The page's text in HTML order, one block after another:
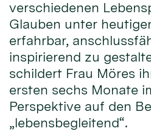
verschiedenen
Glauben unter
erfahrbar,
inspirierend zu
schildert Frau Möres
ersten sechs Monate
Perspektive auf den
„lebensbegleitend“.